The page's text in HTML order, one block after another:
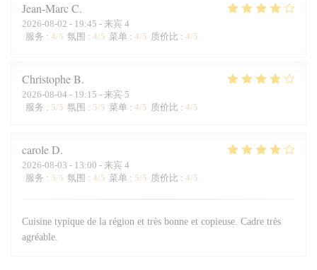
Jean-MarcC
2026-08-02 - 19:45 - 来宾 4
服务 : 4/5 氛围 : 4/5 菜单 : 4/5 质价比 : 4/5
ChristopheB
2026-08-04 - 19:15 - 来宾 5
服务 : 5/5 氛围 : 5/5 菜单 : 4/5 质价比 : 4/5
caroleD
2026-08-03 - 13:00 - 来宾 4
服务 : 5/5 氛围 : 4/5 菜单 : 5/5 质价比 : 4/5
Cuisine typique de la région et très bonne et copieuse. Cadre très
agréable.